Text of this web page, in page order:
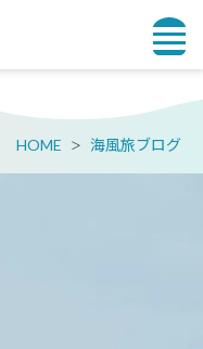
HOME 海風旅ブログ